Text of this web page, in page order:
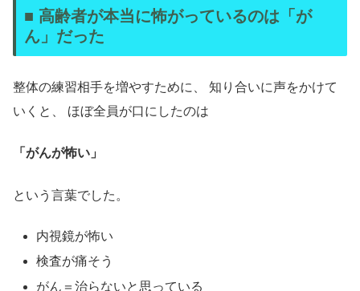
■ 高齢者が本当に怖がっているのは「が
ん」だった
整体の練習相手を増やすために、 知り合いに声をかけて
いくと、 ほぼ全員が口にしたのは
「がんが怖い」
という言葉でした。
内視鏡が怖い
検査が痛そう
がん＝治らないと思っている